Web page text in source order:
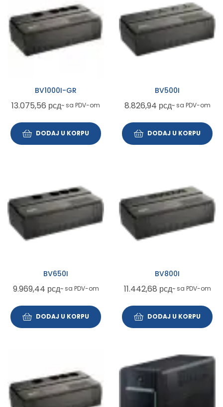
BV1000I-GR
13.075,56 рсд~ sa PDV-om
DODAJ U KORPU
BV500I
8.826,94 рсд~ sa PDV-om
DODAJ U KORPU
BV650I
9.969,44 рсд~ sa PDV-om
DODAJ U KORPU
BV800I
11.442,68 рсд~ sa PDV-om
DODAJ U KORPU